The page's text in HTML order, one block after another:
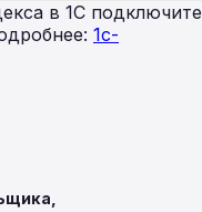
в 1С подключите
1c-